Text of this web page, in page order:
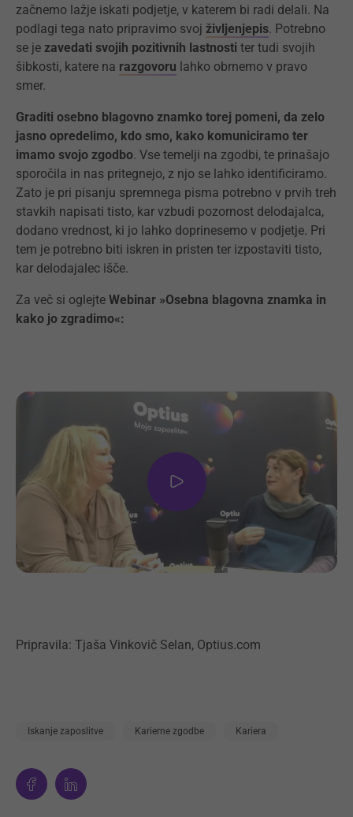
začnemo lažje iskati podjetje, v katerem bi radi delali. Na
podlagi tega nato pripravimo svoj življenjepis. Potrebno
se je zavedati svojih pozitivnih lastnosti ter tudi svojih
šibkosti, katere na razgovoru lahko obrnemo v pravo
smer.
Graditi osebno blagovno znamko torej pomeni, da zelo
jasno opredelimo, kdo smo, kako komuniciramo ter
imamo svojo zgodbo. Vse temelji na zgodbi, te prinašajo
sporočila in nas pritegnejo, z njo se lahko identificiramo.
Zato je pri pisanju spremnega pisma potrebno v prvih treh
stavkih napisati tisto, kar vzbudi pozornost delodajalca,
dodano vrednost, ki jo lahko doprinesemo v podjetje. Pri
tem je potrebno biti iskren in pristen ter izpostaviti tisto,
kar delodajalec išče.
Za več si oglejte Webinar »Osebna blagovna znamka in
kako jo zgradimo«:
Pripravila: Tjaša Vinkovič Selan, Optius.com
Iskanje zaposlitve Karierne zgodbe Kariera